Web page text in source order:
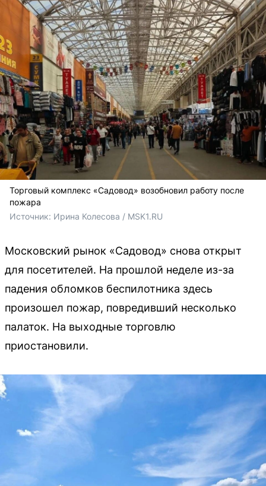
Торговый комплекс «Садовод» возобновил работу после
пожара
Источник: Ирина Колесова / MSK1.RU
Московский рынок «Садовод» снова открыт
для посетителей. На прошлой неделе из-за
падения обломков беспилотника здесь
произошел пожар, повредивший несколько
палаток. На выходные торговлю
приостановили.